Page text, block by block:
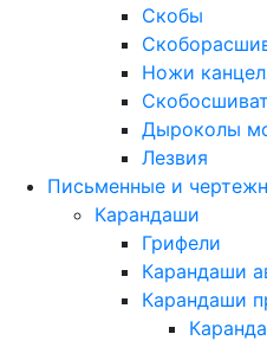
Скобы
Ножи
Дыроколы
Лезвия
Письменные и
Карандаши
Грифели
Карандаши
Карандаши